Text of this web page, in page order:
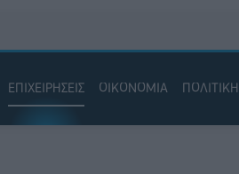
ΕΠΙΧΕΙΡΗΣΕΙΣ ΟΙΚΟΝΟΜΙΑ ΠΟΛΙΤΙΚΗ